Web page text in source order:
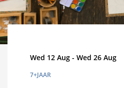
7+JAAR
Wed 12 Aug - Wed 26 Aug